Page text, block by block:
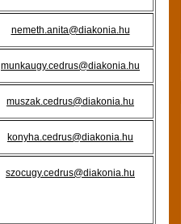
nemeth.anita@diakonia.hu
munkaugy.cedrus@diakonia.hu
muszak.cedrus@diakonia.hu
konyha.cedrus@diakonia.hu
szocugy.cedrus@diakonia.hu